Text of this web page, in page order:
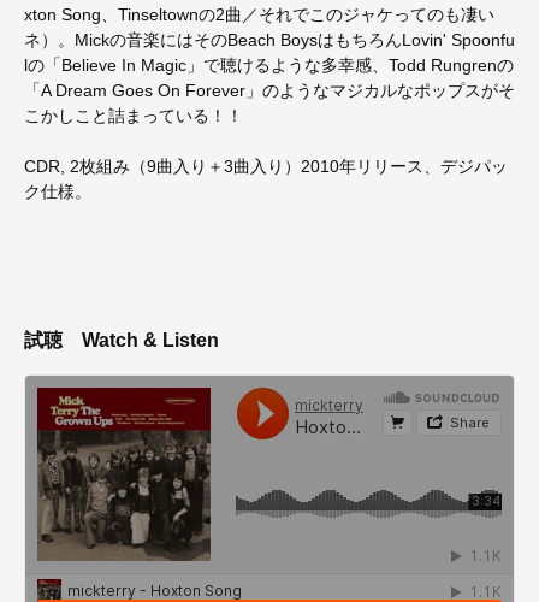
xton Song、Tinseltownの2曲／それでこのジャケってのも凄い
ネ）。Mickの音楽にはそのBeach BoysはもちろんLovin' Spoonfu
lの「Believe In Magic」で聴けるような多幸感、Todd Rungrenの
「A Dream Goes On Forever」のようなマジカルなポップスがそ
こかしこと詰まっている！！
CDR, 2枚組み（9曲入り＋3曲入り）2010年リリース、デジパッ
ク仕様。
試聴 Watch & Listen